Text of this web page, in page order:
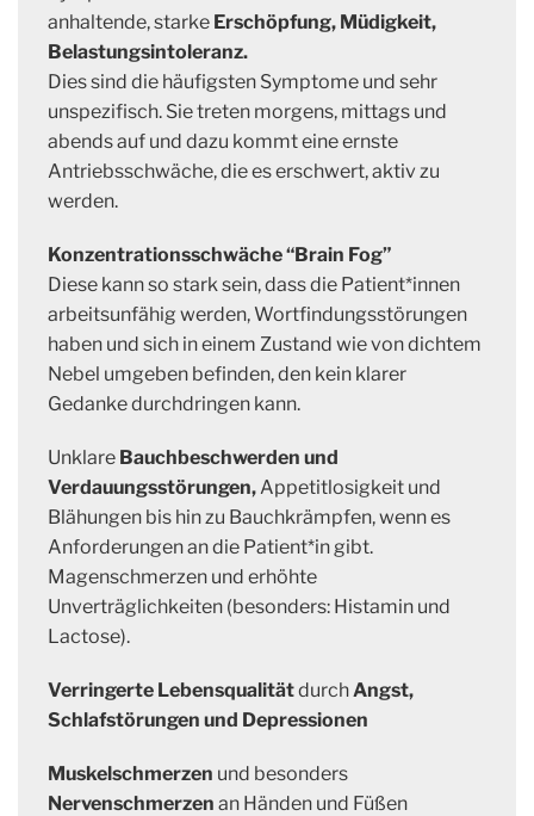
anhaltende, starke Erschöpfung, Müdigkeit,
Belastungsintoleranz.
Dies sind die häufigsten Symptome und sehr
unspezifisch. Sie treten morgens, mittags und
abends auf und dazu kommt eine ernste
Antriebsschwäche, die es erschwert, aktiv zu
werden.
Konzentrationsschwäche “Brain Fog”
Diese kann so stark sein, dass die Patient*innen
arbeitsunfähig werden, Wortfindungsstörungen
haben und sich in einem Zustand wie von dichtem
Nebel umgeben befinden, den kein klarer
Gedanke durchdringen kann.
Unklare Bauchbeschwerden und
Verdauungsstörungen, Appetitlosigkeit und
Blähungen bis hin zu Bauchkrämpfen, wenn es
Anforderungen an die Patient*in gibt.
Magenschmerzen und erhöhte
Unverträglichkeiten (besonders: Histamin und
Lactose).
Verringerte Lebensqualitätdurch Angst,
Schlafstörungen und Depressionen
Muskelschmerzen und besonders
Nervenschmerzen an Händen und Füßen